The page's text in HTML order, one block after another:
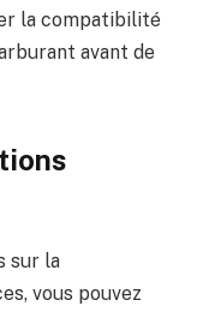
la compatibilité
avant de
sur la
vous pouvez